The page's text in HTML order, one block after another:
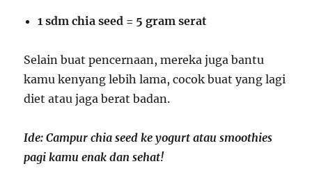
1 sdm chia seed = 5 gram serat
Selain buat pencernaan, mereka juga bantu
kamu kenyang lebih lama, cocok buat yang lagi
diet atau jaga berat badan.
Ide: Campur chia seed ke yogurt atau smoothies
pagi kamu enak dan sehat!